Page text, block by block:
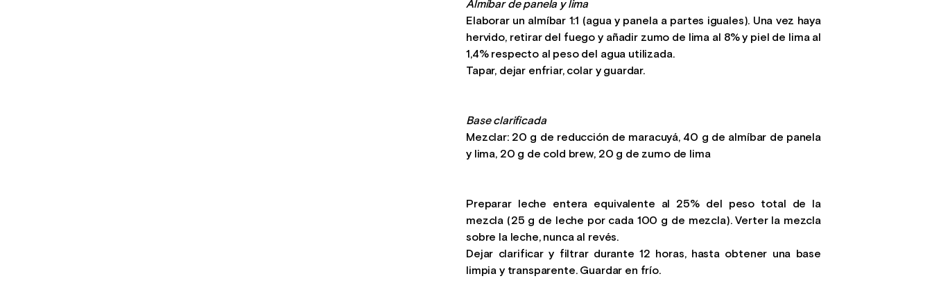
Almíbar de panela y lima
Elaborar un almíbar 1:1 (agua y panela a partes iguales). Una vez haya
hervido, retirar del fuego y añadir zumo de lima al 8% y piel de lima al
1,4% respecto al peso del agua utilizada.
Tapar, dejar enfriar, colar y guardar.
Base clarificada
Mezclar: 20 g de reducción de maracuyá, 40 g de almíbar de panela
y lima, 20 g de cold brew, 20 g de zumo de lima
Preparar leche entera equivalente al 25% del peso total de la
mezcla (25 g de leche por cada 100 g de mezcla). Verter la mezcla
sobre la leche, nunca al revés.
Dejar clarificar y filtrar durante 12 horas, hasta obtener una base
limpia y transparente. Guardar en frío.